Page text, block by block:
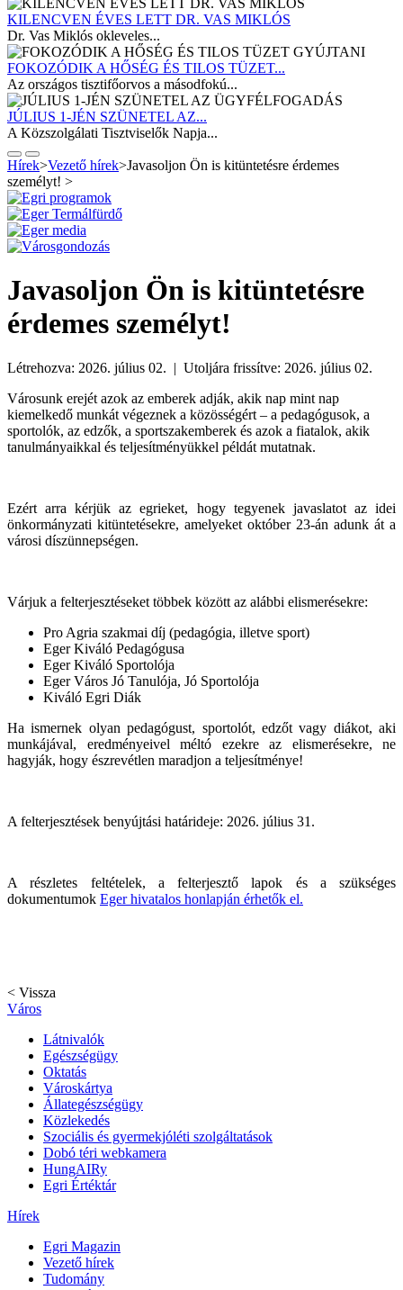
KILENCVEN ÉVES LETT DR. VAS MIKLÓS
Dr. Vas Miklós okleveles...
FOKOZÓDIK A HŐSÉG ÉS TILOS TÜZET...
Az országos tisztifőorvos a másodfokú...
JÚLIUS 1-JÉN SZÜNETEL AZ...
A Közszolgálati Tisztviselők Napja...
Hírek>Vezető hírek>Javasoljon Ön is kitüntetésre érdemes
személyt! >
Javasoljon Ön is kitüntetésre
érdemes személyt!
Létrehozva: 2026. július 02. | Utoljára frissítve: 2026. július 02.
Városunk erejét azok az emberek adják, akik nap mint nap
kiemelkedő munkát végeznek a közösségért – a pedagógusok, a
sportolók, az edzők, a sportszakemberek és azok a fiatalok, akik
tanulmányaikkal és teljesítményükkel példát mutatnak.
Ezért arra kérjük az egrieket, hogy tegyenek javaslatot az idei
önkormányzati kitüntetésekre, amelyeket október 23-án adunk át a
városi díszünnepségen.
Várjuk a felterjesztéseket többek között az alábbi elismerésekre:
Pro Agria szakmai díj (pedagógia, illetve sport)
Eger Kiváló Pedagógusa
Eger Kiváló Sportolója
Eger Város Jó Tanulója, Jó Sportolója
Kiváló Egri Diák
Ha ismernek olyan pedagógust, sportolót, edzőt vagy diákot, aki
munkájával, eredményeivel méltó ezekre az elismerésekre, ne
hagyják, hogy észrevétlen maradjon a teljesítménye!
A felterjesztések benyújtási határideje: 2026. július 31.
A részletes feltételek, a felterjesztő lapok és a szükséges
dokumentumok Eger hivatalos honlapján érhetők el.
< Vissza
Város
Látnivalók
Egészségügy
Oktatás
Városkártya
Állategészségügy
Közlekedés
Szociális és gyermekjóléti szolgáltatások
Dobó téri webkamera
HungAIRy
Egri Értéktár
Hírek
Egri Magazin
Vezető hírek
Tudomány